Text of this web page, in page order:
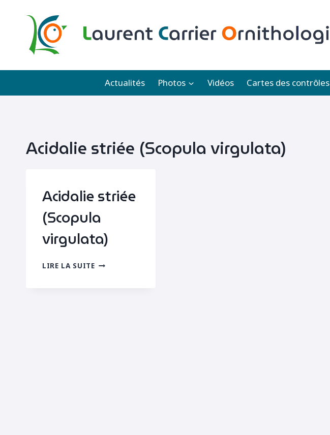
Actualités Photos Vidéos Cartes des contrôles
Acidalie striée (Scopula virgulata)
Acidalie striée
(Scopula
virgulata)
LIRE LA SUITEACIDALIE